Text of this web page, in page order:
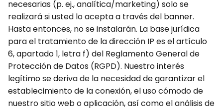
necesarias (p. ej., analítica/marketing) solo se
realizará si usted lo acepta a través del banner.
Hasta entonces, no se instalarán. La base jurídica
para el tratamiento de la dirección IP es el artículo
6, apartado 1, letra f) del Reglamento General de
Protección de Datos (RGPD). Nuestro interés
legítimo se deriva de la necesidad de garantizar el
establecimiento de la conexión, el uso cómodo de
nuestro sitio web o aplicación, así como el análisis de